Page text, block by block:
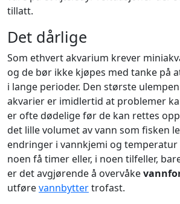
tillatt.
Det dårlige
Som ethvert akvarium krever
og de bør ikke kjøpes med tanke på
i lange perioder. Den største
akvarier er imidlertid at problemer
er ofte dødelige før de kan rettes
det lille volumet av vann som fisken
endringer i vannkjemi og temperatur
noen få timer eller, i noen tilfeller,
er det avgjørende å overvåke
utførevannbyttertrofast.